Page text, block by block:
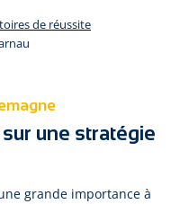
de réussite
une stratégie
gran­de im­por­tan­ce à